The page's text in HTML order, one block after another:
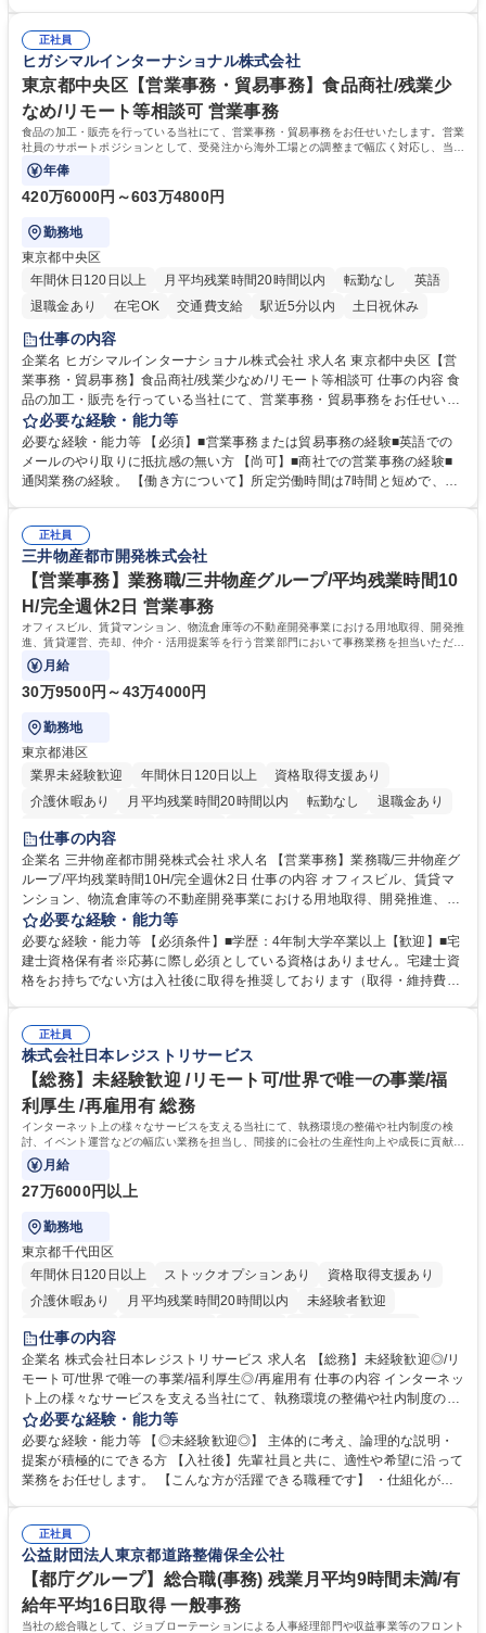
募集職種 【大阪・京都・滋賀】営業事務 ※未経験可
えて、お客様や社員の状況に合わせ、能動的なサポート、改善の動きも期
待され。組織を支えるスペシャリストとして、チームに貢献し、結果的に
社員から頼られる存在になることができます。平均19:30の退勤以降の業
務の持ち帰りも禁止されており、メリハリのある働き方となります。 学
歴・資格 学歴：大学院 大学 高専 短大 語学力： 資格：
正社員
ヒガシマルインターナショナル株式会社
東京都中央区【営業事務・貿易事務】食品商社/残業少
なめ/リモート等相談可 営業事務
食品の加工・販売を行っている当社にて、営業事務・貿易事務をお任せいたします。営業
社員のサポートポジションとして、受発注から海外工場との調整まで幅広く対応し、当社
事業の根幹を支えていただきます。
年俸
420万6000円～603万4800円
勤務地
東京都中央区
年間休日120日以上
月平均残業時間20時間以内 転勤なし
英語
退職金あり
在宅OK 交通費支給 駅近5分以内 土日祝休み
仕事の内容
企業名 ヒガシマルインターナショナル株式会社 求人名 東京都中央区【営
業事務・貿易事務】食品商社/残業少なめ/リモート等相談可 仕事の内容 食
品の加工・販売を行っている当社にて、営業事務・貿易事務をお任せいた
します。営業社員のサポートポジションとして、受発注から海外工場との
調整まで幅広く対応し、当社事業の根幹を支えていただきます。 ■受発注
業務、請求書発行 ■海外工場とのスケジュール調整 ■在庫管理 ■輸入書類
の確認・作成 ■配送手配 ■通関業者を通して行う輸出入業全般 ■倉庫との
ルプロデュースしているため、商品に関わる全ての業務をサポート頂きま
す。 募集職種 東京都中央区【営業事務・貿易事務】食品商社/残業少なめ/
リモート等相談可
必要な経験・能力等
必要な経験・能力等 【必須】■営業事務または貿易事務の経験■英語での
メールのやり取りに抵抗感の無い方 【尚可】■商社での営業事務の経験■
通関業務の経験。 【働き方について】所定労働時間は7時間と短めで、残
の強み】1991年の設立以来、外食産業を中心としたお客様の多様なニー
ズに沿った冷凍水産物等の生産・輸入・販売を一貫して手掛けています。
自社工場と海外拠点の強固な連携によるワンストップサービスが最大の強
みです。 学歴・資格 学歴：大学院 大学 語学力：英語 資格：
正社員
三井物産都市開発株式会社
【営業事務】業務職/三井物産グループ/平均残業時間10
H/完全週休2日 営業事務
オフィスビル、賃貸マンション、物流倉庫等の不動産開発事業における用地取得、開発推
進、賃貸運営、売却、仲介・活用提案等を行う営業部門において事務業務を担当いただき
ます。
月給
30万9500円～43万4000円
勤務地
東京都港区
業界未経験歓迎
年間休日120日以上
資格取得支援あり
介護休暇あり
月平均残業時間20時間以内 転勤なし
退職金あり
在宅OK
賞与あり
駅近5分以内
土日祝休み 寮・社宅あり
仕事の内容
企業名 三井物産都市開発株式会社 求人名 【営業事務】業務職/三井物産グ
ループ/平均残業時間10H/完全週休2日 仕事の内容 オフィスビル、賃貸マ
ンション、物流倉庫等の不動産開発事業における用地取得、開発推進、賃
貸運営、売却、仲介・活用提案等を行う営業部門において事務業務を担当
いただきます。 【詳細】・契約書管理、契約書製本、捺印対応、ファイリ
ング、登記簿取得、調書取得・支払業務（各種費用支払、支払管理、請
求・支払データ登録、取引先マスター申請対応）・予算作成及び予実管
の他に担当頂く業務が発生する場合があります。 募集職種 【営業事務】
業務職/三井物産グループ/平均残業時間10H/完全週休2日
必要な経験・能力等
必要な経験・能力等 【必須条件】■学歴：4年制大学卒業以上【歓迎】■宅
建士資格保有者※応募に際し必須としている資格はありません。宅建士資
格をお持ちでない方は入社後に取得を推奨しております（取得・維持費用
ション力がある方。 ・チャレンジを厭わず、粘り強く業務に取り組める
方。多様な関係者と謙虚に信頼関係を構築でき、期限を意識したスケジュ
ール管理が出来る方。※将来的に他部署（営業部門、コーポレート部門）
へのジョブローテーションの可能性があります。 学歴・資格 学歴：大学
院 大学 語学力： 資格：宅地建物取引士
正社員
株式会社日本レジストリサービス
【総務】未経験歓迎 /リモート可/世界で唯一の事業/福
利厚生 /再雇用有 総務
インターネット上の様々なサービスを支える当社にて、執務環境の整備や社内制度の検
討、イベント運営などの幅広い業務を担当し、間接的に会社の生産性向上や成長に貢献し
ている部署です。
月給
27万6000円以上
勤務地
東京都千代田区
年間休日120日以上
ストックオプションあり
資格取得支援あり
介護休暇あり
月平均残業時間20時間以内
未経験者歓迎
住宅手当あり
完全週休2日制
交通費支給 駅近5分以内 土日祝休み 服装自由
仕事の内容
企業名 株式会社日本レジストリサービス 求人名 【総務】未経験歓迎◎/リ
モート可/世界で唯一の事業/福利厚生◎/再雇用有 仕事の内容 インターネッ
ト上の様々なサービスを支える当社にて、執務環境の整備や社内制度の検
討、イベント運営などの幅広い業務を担当し、間接的に会社の生産性向上
や成長に貢献している部署です。 会社の全メンバーが安心して長く成果を
発揮できる環境を整えるために、毎日のメンテナンスや維持管理に加え、
新たな施策検討を積極的に行っていただき、会社全体を巻き込み課題解決
幅広い業務の体得が可能で、多様なキャリアパスを描くことも可能です。
募集職種 【総務】未経験歓迎◎/リモート可/世界で唯一の事業/福利厚生◎/
再雇用有
必要な経験・能力等
必要な経験・能力等 【◎未経験歓迎◎】 主体的に考え、論理的な説明・
提案が積極的にできる方 【入社後】先輩社員と共に、適性や希望に沿って
業務をお任せします。 【こんな方が活躍できる職種です】 ・仕組化が好
対処できる・新しいことに興味関心がある 【魅力】■自己啓発支援：資格
取得や通信教育など費用の80%（年間25万円まで）を補助 ■住宅手当：家
賃の50%（月額7万円まで）を補助 学歴・資格 学歴：大学院 大学 語学
力： 資格：
正社員
公益財団法人東京都道路整備保全公社
【都庁グループ】総合職(事務) 残業月平均9時間未満/有
給年平均16日取得 一般事務
当社の総合職として、ジョブローテーションによる人事経理部門や収益事業等のフロント